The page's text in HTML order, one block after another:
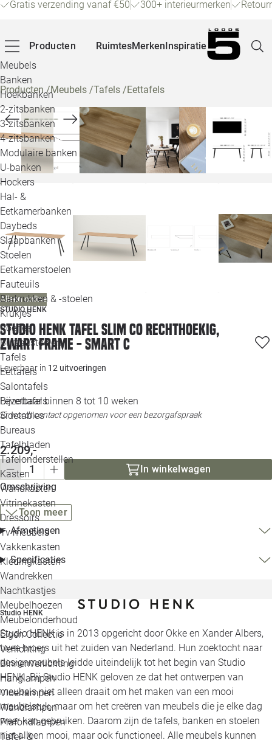
Gratis verzending vanaf €50 300+ interieurmerken
Producten
Meubels
Banken
Hoekbanken
2-zitsbanken
3-zitsbanken
4-zitsbanken
Modulaire banken
U-banken
Hockers
Hal- &
Eetkamerbanken
Daybeds
Slaapbanken
Stoelen
Eetkamerstoelen
Fauteuils
Barkrukken & -stoelen
Krukjes
Poefjes
Bureaustoelen
Tafels
Eettafels
Salontafels
Bijzettafels
Sidetables
Bureaus
Tafelbladen
Tafelonderstellen
Kasten
Wandkasten
Vitrinekasten
Dressoirs
Tv meubels
Vakkenkasten
Kledingkasten
Wandrekken
Nachtkastjes
Meubelhoezen
Meubelonderhoud
Eigen Collectie
Verlichting
Binnenverlichting
Hanglampen
Vloerlampen
Wandlampen
Plafondlampen
Tafel- &
RuimtesMerkenInspiratie
Producten/Meubels /Tafels /Eettafels
Alleen online
STUDIO HENK
Studio HENK tafel Slim Co Rechthoekig,
zwart frame - Smart C
Leverbaar in 12 uitvoeringen
Leverbaar binnen 8 tot 10 weken
Er wordt contact opgenomen voor een bezorgafspraak
2.209,-
In winkelwagen
Omschrijving
Toon meer
Afmetingen
Specificaties
Studio HENK
Studio HENK is in 2013 opgericht door Okke en Xander Albers,
twee broers uit het zuiden van Nederland. Hun zoektocht naar
designmeubels leidde uiteindelijk tot het begin van Studio
HENK. Bij Studio HENK geloven ze dat het ontwerpen van
meubels niet alleen draait om het maken van een mooi
meubelstuk, maar om het creëren van meubels die je elke dag
weer kan gebruiken. Daarom zijn de tafels, banken en stoelen
niet alleen mooi, maar ook functioneel. Alle meubels kunnen